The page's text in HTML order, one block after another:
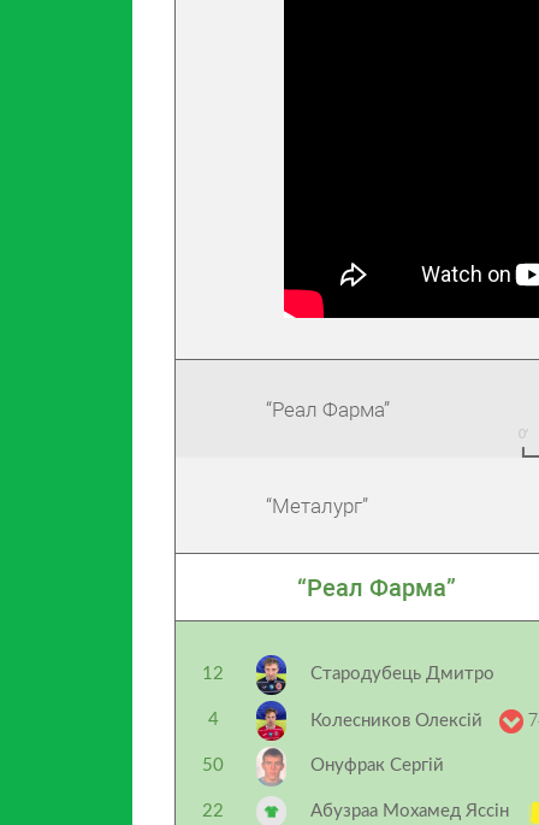
“Реал Фарма”
“Металург”
“Реал Фарма”
12 Стародубець Дмитро
4 Колесников Олексій
50 Онуфрак Сергій
22 Абузраа Мохамед Яссін